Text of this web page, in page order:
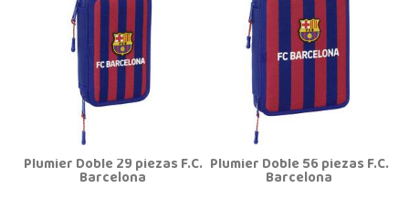
Plumier Doble 29 piezas F.C.
Barcelona Plumier Doble 56 piezas F.C.
Barcelona